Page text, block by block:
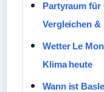
Partyraum für
Vergleichen &
Wetter Le
Klima heute
Wann ist